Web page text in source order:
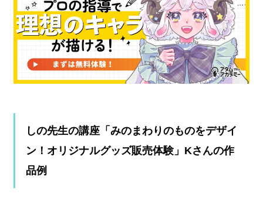
しの先生の講座「みのまわりのものをデザイ
ン！オリジナルグッズ販売体験」Kさんの作
品例